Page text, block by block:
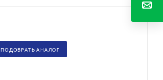
ПОДОБРАТЬ АНАЛОГ